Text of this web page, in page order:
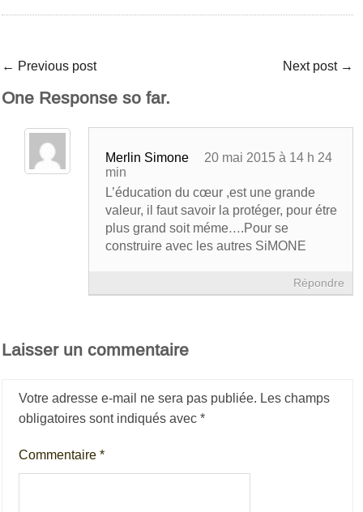
← Previous post Next post →
One Response so far.
Merlin Simone
20 mai 2015 à 14 h 24
min
L’éducation du cœur ,est une grande
valeur, il faut savoir la protéger, pour étre
plus grand soit méme….Pour se
construire avec les autres SiMONE
Répondre
Laisser un commentaire
Votre adresse e-mail ne sera pas publiée. Les champs
obligatoires sont indiqués avec*
Commentaire*